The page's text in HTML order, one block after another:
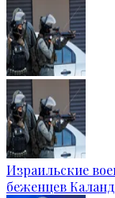
Израильские
беженцев